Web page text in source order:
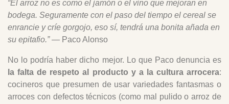
“El arroz no es como el jamón o el vino que mejoran en
bodega. Seguramente con el paso del tiempo el cereal se
enrancie y críe gorgojo, eso sí, tendrá una bonita añada en
su epitafio.”— Paco Alonso
No lo podría haber dicho mejor. Lo que Paco denuncia es
la falta de respeto al producto y a la cultura arrocera:
cocineros que presumen de usar variedades fantasmas o
arroces con defectos técnicos (como mal pulido o arroz de